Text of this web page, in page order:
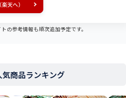
天へ）
の参考情報も順次追加予定です。
商品ランキング